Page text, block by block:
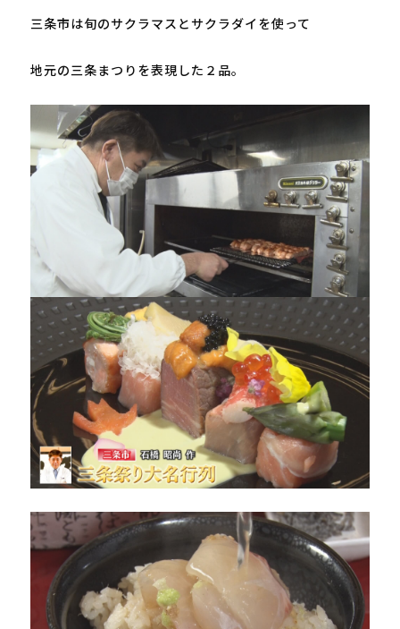
三条市は旬のサクラマスとサクラダイを使って
地元の三条まつりを表現した２品。